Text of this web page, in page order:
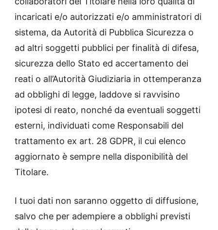
incaricati e/o autorizzati e/o amministratori di
sistema, da Autorità di Pubblica Sicurezza o
ad altri soggetti pubblici per finalità di difesa,
sicurezza dello Stato ed accertamento dei
reati o all’Autorità Giudiziaria in ottemperanza
ad obblighi di legge, laddove si ravvisino
ipotesi di reato, nonché da eventuali soggetti
esterni, individuati come Responsabili del
trattamento ex art. 28 GDPR, il cui elenco
aggiornato è sempre nella disponibilità del
Titolare.
I tuoi dati non saranno oggetto di diffusione,
salvo che per adempiere a obblighi previsti